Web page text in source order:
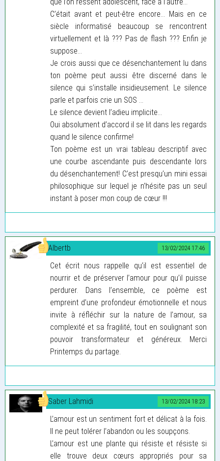
C’était avant et peut-être encore... Mais en ce
siècle informatisé beaucoup se rencontrent
virtuellement et là ??? Pas de flash ??? Enfin je
suppose...
Je crois aussi que ce désenchantement lu dans
ton poème peut aussi être discerné dans le
silence qui s’installe insidieusement. Le silence
parle et parfois crie un SOS ...
Le silence devient l’adieu implicite...
Oui absolument d’accord il se lit dans les regards
quand le silence confirme!
Ton poème est un vrai tableau descriptif avec
une courbe ascendante puis descendante lors
du désenchantement! C’est presqu’un mini essai
philosophique sur lequel je n’hésite pas un seul
instant à poser mon coup de cœur !!!
13/02/2024 17:46
Albertb
Cet écrit nous rappelle qu’il est essentiel de
nourrir et de préserver l’amour pour qu’il puisse
perdurer. Dans l’ensemble, ce poème est
empreint d’une profondeur émotionnelle et nous
invite à réfléchir sur la nature de l’amour, sa
complexité et sa fragilité, tout en soulignant son
pouvoir transformateur et généreux. Merci
Printemps du partage.
13/02/2024 18:23
Saber Lahmidi
L’amour est un sentiment fort et délicat à la fois.
Il ne peut tolérer l’abandon ou les soupçons.
L’amour est une plante qui résiste et résiste si
elle trouve deux cœurs appropriés pour sa